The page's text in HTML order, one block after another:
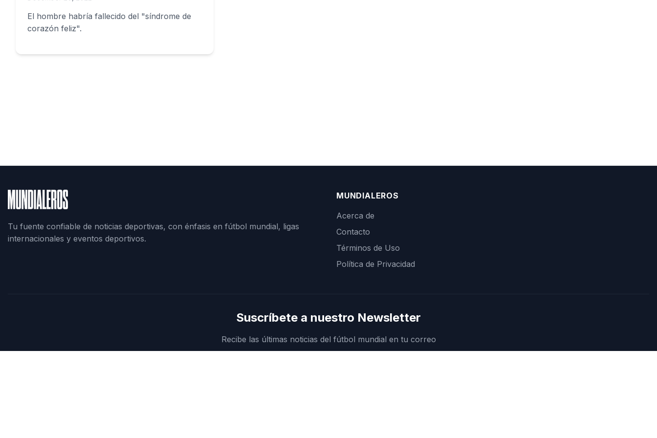
El hombre habría fallecido del "síndrome de
corazón feliz".
Tu fuente confiable de noticias deportivas, con énfasis en fútbol mundial, ligas
internacionales y eventos deportivos.
MUNDIALEROS
Acerca de
Contacto
Términos de Uso
Política de Privacidad
Suscríbete a nuestro Newsletter
Recibe las últimas noticias del fútbol mundial en tu correo